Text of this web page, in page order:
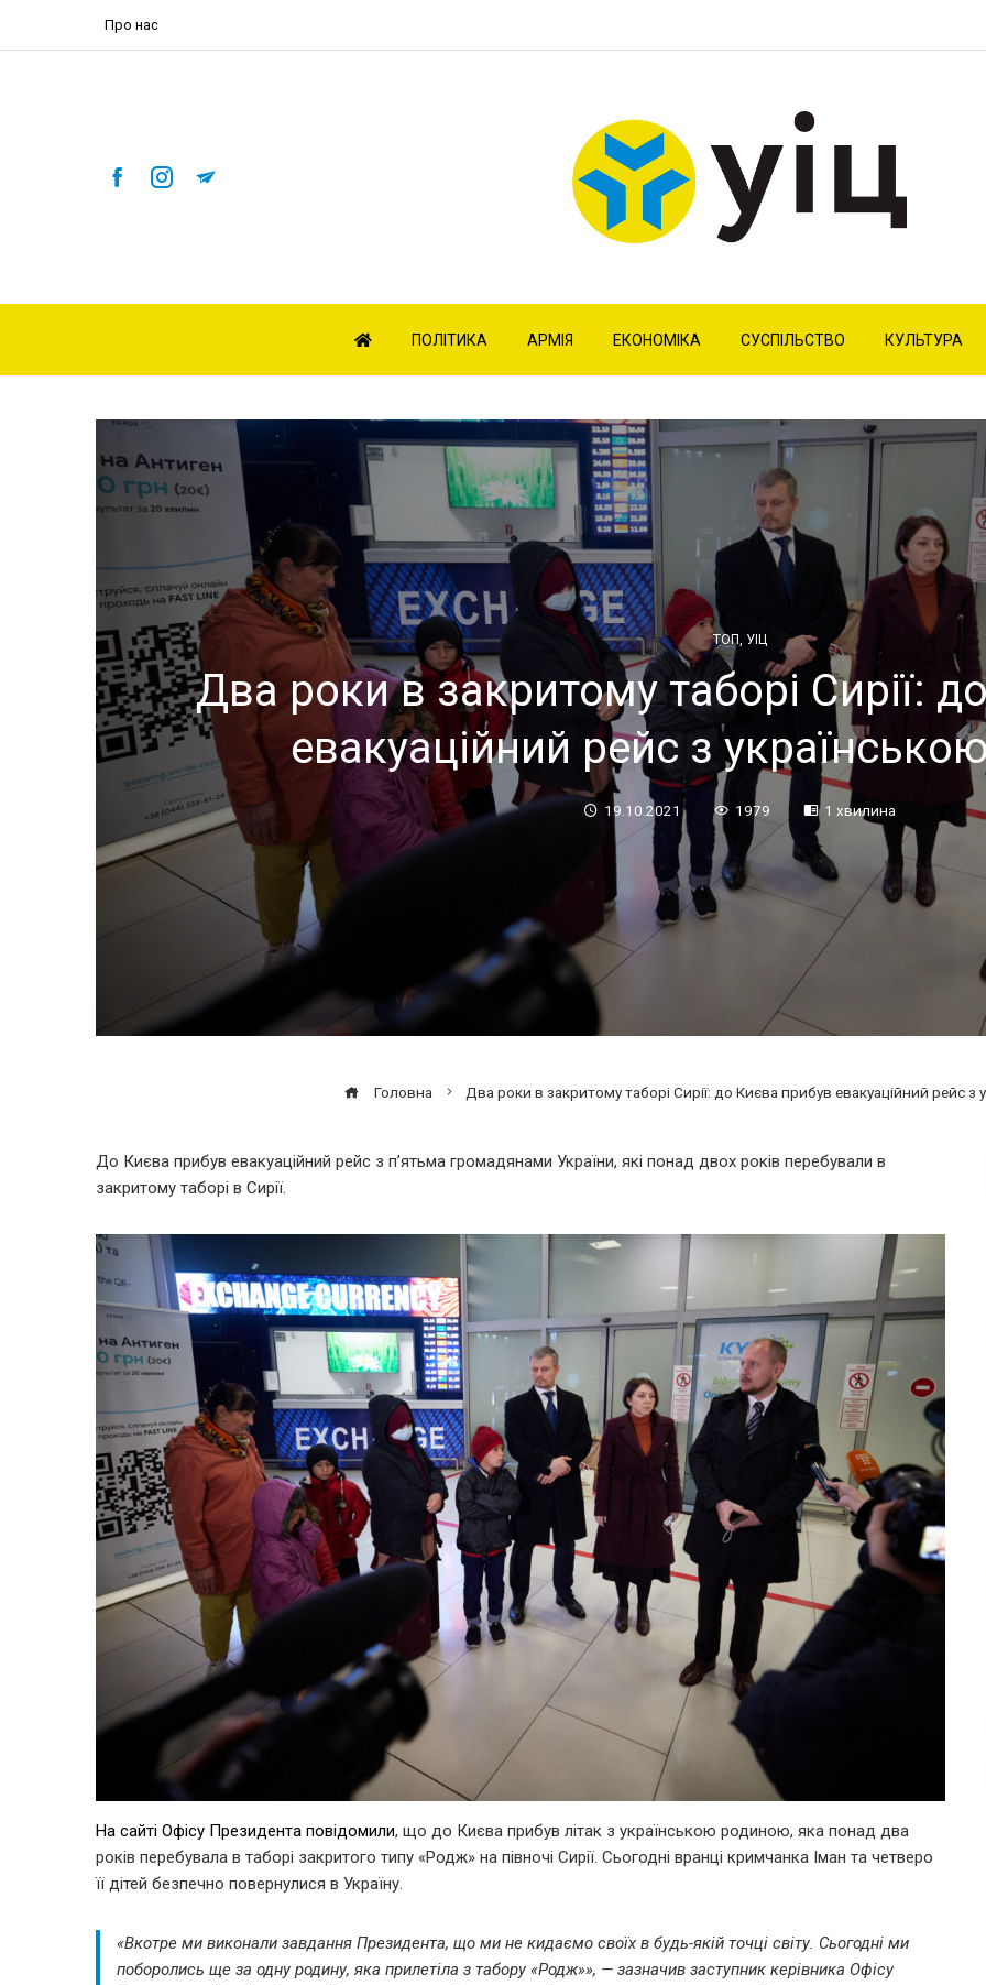
Про нас
ПОЛІТИКА АРМІЯ ЕКОНОМІКА СУСПІЛЬСТВО КУЛЬТУРА
ТОП, УІЦ
Два роки в закритому таборі Сирії:
евакуаційний рейс з
19.10.2021 1979 1 хвилина
Головна Два роки в закритому таборі Сирії: до Києва прибув евакуаційний рейс
До Києва прибув евакуаційний рейс з п’ятьма громадянами України, які понад двох років перебували в
закритому таборі в Сирії.
На сайті Офісу Президента повідомили, що до Києва прибув літак з українською родиною, яка понад два
років перебувала в таборі закритого типу «Родж» на півночі Сирії. Сьогодні вранці кримчанка Іман та четверо
її дітей безпечно повернулися в Україну.
«Вкотре ми виконали завдання Президента, що ми не кидаємо своїх в будь-якій точці світу. Сьогодні ми
поборолись ще за одну родину, яка прилетіла з табору «Родж»», — зазначив заступник керівника Офісу